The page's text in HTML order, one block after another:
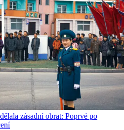
zásadní obrat: Poprvé po